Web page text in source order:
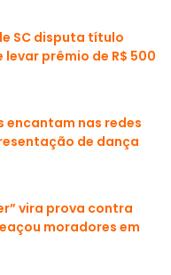
SC disputa título
prêmio de R$ 500
encantam nas redes
de dança
vira prova contra
moradores em